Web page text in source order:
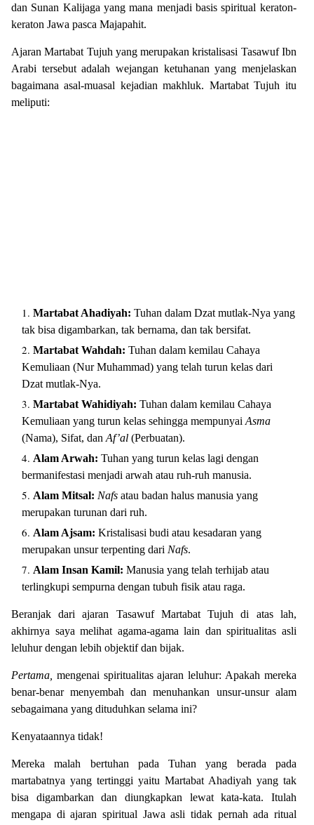
dan Sunan Kalijaga yang mana menjadi basis spiritual keraton-
keraton Jawa pasca Majapahit.
Ajaran Martabat Tujuh yang merupakan kristalisasi Tasawuf Ibn
Arabi tersebut adalah wejangan ketuhanan yang menjelaskan
bagaimana asal-muasal kejadian makhluk. Martabat Tujuh itu
meliputi:
Martabat Ahadiyah: Tuhan dalam Dzat mutlak-Nya yang
tak bisa digambarkan, tak bernama, dan tak bersifat.
Martabat Wahdah: Tuhan dalam kemilau Cahaya
Kemuliaan (Nur Muhammad) yang telah turun kelas dari
Dzat mutlak-Nya.
Martabat Wahidiyah: Tuhan dalam kemilau Cahaya
Kemuliaan yang turun kelas sehingga mempunyai Asma
(Nama), Sifat, dan Af’al (Perbuatan).
Alam Arwah: Tuhan yang turun kelas lagi dengan
bermanifestasi menjadi arwah atau ruh-ruh manusia.
Alam Mitsal: Nafs atau badan halus manusia yang
merupakan turunan dari ruh.
Alam Ajsam: Kristalisasi budi atau kesadaran yang
merupakan unsur terpenting dari Nafs.
Alam Insan Kamil: Manusia yang telah terhijab atau
terlingkupi sempurna dengan tubuh fisik atau raga.
Beranjak dari ajaran Tasawuf Martabat Tujuh di atas lah,
akhirnya saya melihat agama-agama lain dan spiritualitas asli
leluhur dengan lebih objektif dan bijak.
Pertama, mengenai spiritualitas ajaran leluhur: Apakah mereka
benar-benar menyembah dan menuhankan unsur-unsur alam
sebagaimana yang dituduhkan selama ini?
Kenyataannya tidak!
Mereka malah bertuhan pada Tuhan yang berada pada
martabatnya yang tertinggi yaitu Martabat Ahadiyah yang tak
bisa digambarkan dan diungkapkan lewat kata-kata. Itulah
mengapa di ajaran spiritual Jawa asli tidak pernah ada ritual